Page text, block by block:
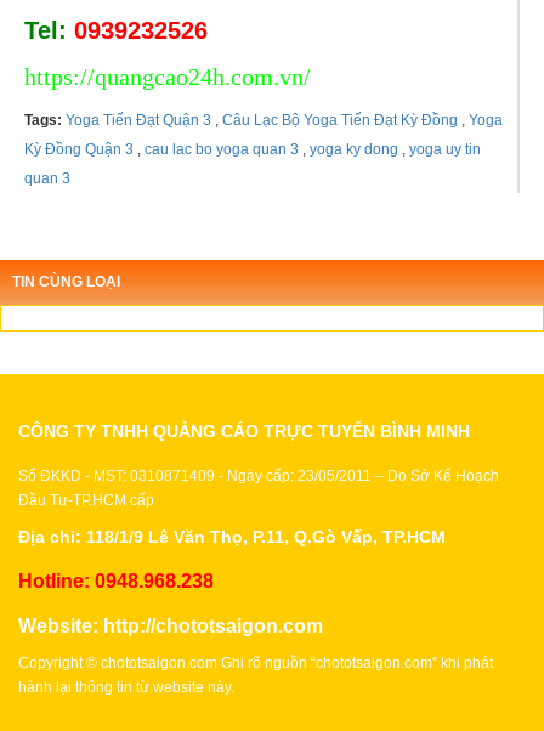
Tel: 0939232526
https://quangcao24h.com.vn/
Tags: Yoga Tiến Đạt Quận 3 , Câu Lạc Bộ Yoga Tiến Đạt Kỳ Đồng , Yoga
Kỳ Đồng Quận 3 , cau lac bo yoga quan 3 , yoga ky dong , yoga uy tin
quan 3
TIN CÙNG LOẠI
CÔNG TY TNHH QUẢNG CÁO TRỰC TUYẾN BÌNH MINH
Số ĐKKD - MST: 0310871409 - Ngày cấp: 23/05/2011 – Do Sở Kế Hoạch
Đầu Tư-TP.HCM cấp
Địa chỉ: 118/1/9 Lê Văn Thọ, P.11, Q.Gò Vấp, TP.HCM
Hotline: 0948.968.238
Website: http://chototsaigon.com
Copyright © chototsaigon.com Ghi rõ nguồn “chototsaigon.com” khi phát
hành lại thông tin từ website này.